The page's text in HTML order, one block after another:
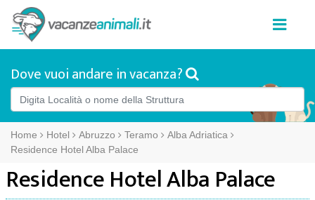
Dove vuoi andare in vacanza?
Home Hotel Abruzzo Teramo
Alba Adriatica
Residence Hotel Alba Palace
Residence Hotel Alba Palace